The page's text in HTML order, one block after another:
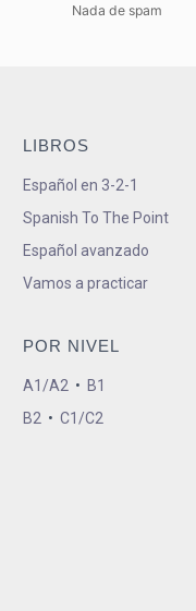
Nada de spam
LIBROS
Español en 3-2-1
Spanish To The Point
Español avanzado
Vamos a practicar
POR NIVEL
A1/A2 • B1
B2 • C1/C2